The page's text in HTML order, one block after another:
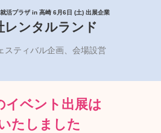
活プラザ in 高崎 6月6日 (土) 出展企業
レンタルランド
スティバル企画、会場設営
イベント出展は
たしました